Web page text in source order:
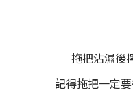
拖把沾濕後
記得拖把一定